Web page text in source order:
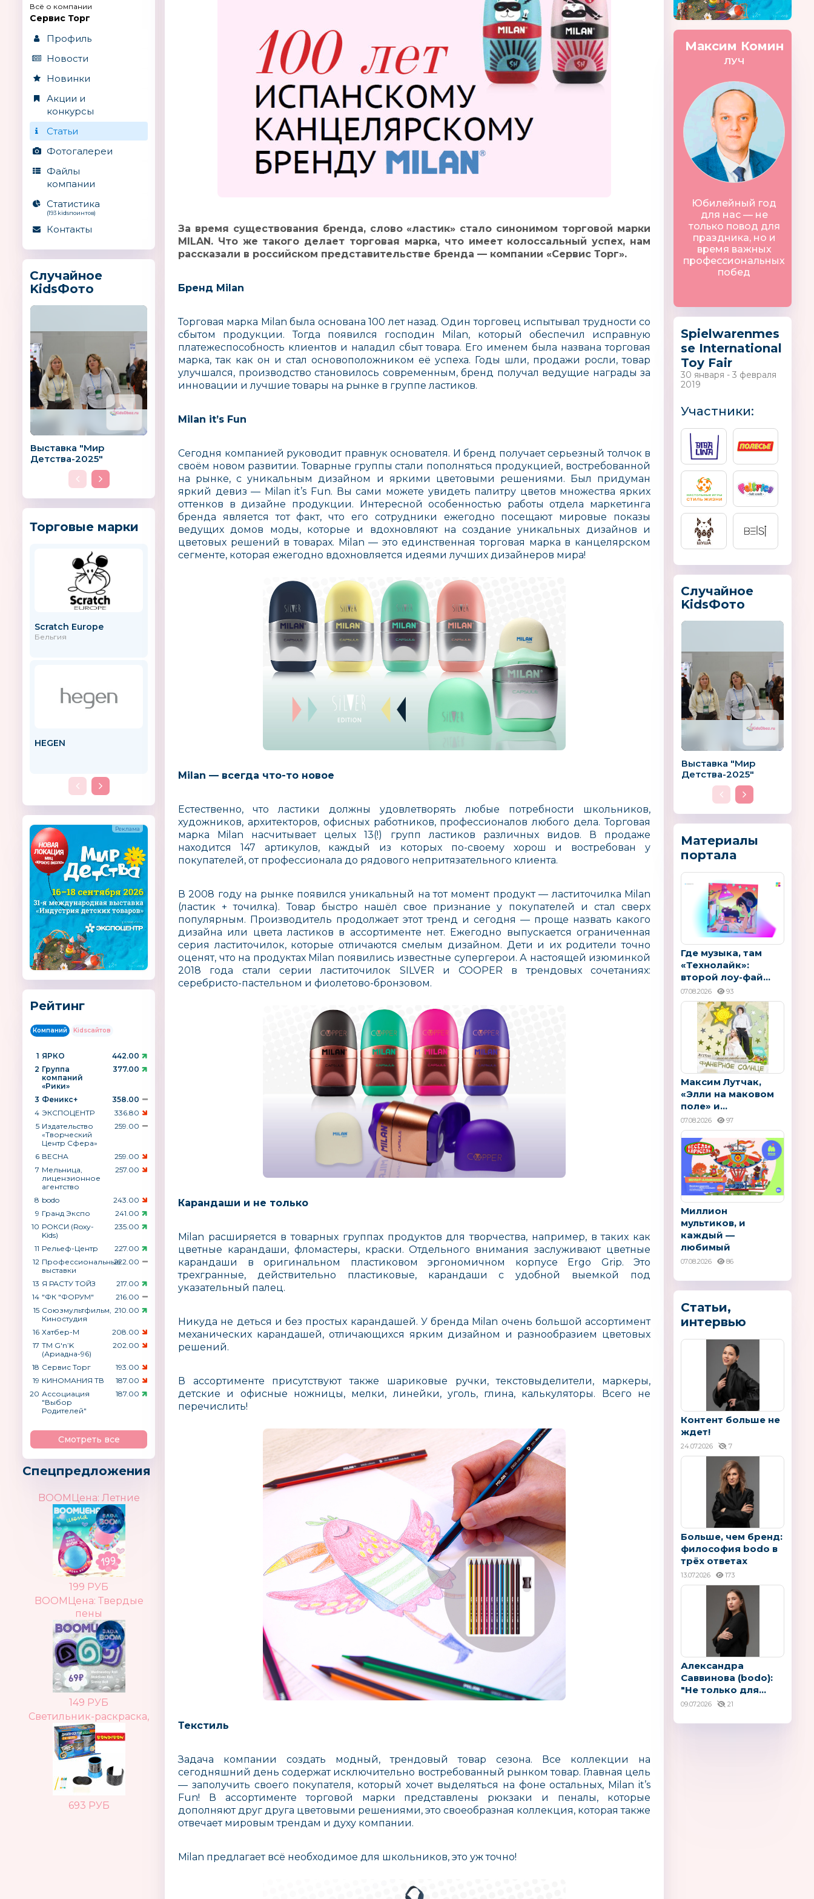
Всё о компании
Сервис Торг
Профиль
Новости
Новинки
Акции и
конкурсы
Статьи
Фотогалереи
Файлы
компании
Статистика
(193 kidsпоинтов)
Контакты
Случайное
KidsФото
Выставка "Мир
Детства-2025"
Торговые марки
Scratch Europe
Бельгия
HEGEN
YSJ TOYS АБВГДЕЙКА
Россия, Китай
Липляндия
ВОЛШЕБНАЯ
МАСТЕРСКАЯ
София Прекрасная Дракошия
DOLONI
Рейтинг
Компаний Kidsсайтов
1 ЯРКО
442.00
2 Группа
компаний
«Рики»
377.00
3 Феникс+
358.00
4 ЭКСПОЦЕНТР
336.80
5 Издательство
«Творческий
Центр Сфера»
259.00
6 ВЕСНА
259.00
7 Мельница,
лицензионное
агентство
257.00
8 bodo
243.00
9 Гранд Экспо
241.00
10 РОКСИ (Roxy-
Kids)
235.00
11 Рельеф-Центр
227.00
12 Профессиональные
выставки
222.00
13 Я РАСТУ ТОЙЗ
217.00
14 "ФК "ФОРУМ"
216.00
15 Союзмультфильм,
Киностудия
210.00
16 Хатбер-М
208.00
17 ТМ G′n’K
(Ариадна-96)
202.00
18 Сервис Торг
193.00
19 КИНОМАНИЯ ТВ
187.00
20 Ассоциация
"Выбор
Родителей"
187.00
Смотреть все
Спецпредложения
BOOMЦена: Летние
199 РУБ
BOOMЦена: Твердые
пены
149 РУБ
Светильник-раскраска,
693 РУБ
За время существования бренда, слово «ластик» стало синонимом торговой марки
MILAN. Что же такого делает торговая марка, что имеет колоссальный успех, нам
рассказали в российском представительстве бренда — компании «Сервис Торг».
Бренд Milan
Торговая марка Milan была основана 100 лет назад. Один торговец испытывал трудности со
сбытом продукции. Тогда появился господин Milan, который обеспечил исправную
платежеспособность клиентов и наладил сбыт товара. Его именем была названа торговая
марка, так как он и стал основоположником её успеха. Годы шли, продажи росли, товар
улучшался, производство становилось современным, бренд получал ведущие награды за
инновации и лучшие товары на рынке в группе ластиков.
Milan it’s Fun
Сегодня компанией руководит правнук основателя. И бренд получает серьезный толчок в
своём новом развитии. Товарные группы стали пополняться продукцией, востребованной
на рынке, с уникальным дизайном и яркими цветовыми решениями. Был придуман
яркий девиз — Milan it’s Fun. Вы сами можете увидеть палитру цветов множества ярких
оттенков в дизайне продукции. Интересной особенностью работы отдела маркетинга
бренда является тот факт, что его сотрудники ежегодно посещают мировые показы
ведущих домов моды, которые и вдохновляют на создание уникальных дизайнов и
цветовых решений в товарах. Milan — это единственная торговая марка в канцелярском
сегменте, которая ежегодно вдохновляется идеями лучших дизайнеров мира!
Milan — всегда что-то новое
Естественно, что ластики должны удовлетворять любые потребности школьников,
художников, архитекторов, офисных работников, профессионалов любого дела. Торговая
марка Milan насчитывает целых 13(!) групп ластиков различных видов. В продаже
находится 147 артикулов, каждый из которых по-своему хорош и востребован у
покупателей, от профессионала до рядового непритязательного клиента.
В 2008 году на рынке появился уникальный на тот момент продукт — ластиточилка Milan
(ластик + точилка). Товар быстро нашёл свое признание у покупателей и стал сверх
популярным. Производитель продолжает этот тренд и сегодня — проще назвать какого
дизайна или цвета ластиков в ассортименте нет. Ежегодно выпускается ограниченная
серия ластиточилок, которые отличаются смелым дизайном. Дети и их родители точно
оценят, что на продуктах Milan появились известные супергерои. А настоящей изюминкой
2018 года стали серии ластиточилок SILVER и COOPER в трендовых сочетаниях:
серебристо-пастельном и фиолетово-бронзовом.
Карандаши и не только
Milan расширяется в товарных группах продуктов для творчества, например, в таких как
цветные карандаши, фломастеры, краски. Отдельного внимания заслуживают цветные
карандаши в оригинальном пластиковом эргономичном корпусе Ergo Grip. Это
трехгранные, действительно пластиковые, карандаши с удобной выемкой под
указательный палец.
Никуда не деться и без простых карандашей. У бренда Milan очень большой ассортимент
механических карандашей, отличающихся ярким дизайном и разнообразием цветовых
решений.
В ассортименте присутствуют также шариковые ручки, текстовыделители, маркеры,
детские и офисные ножницы, мелки, линейки, уголь, глина, калькуляторы. Всего не
перечислить!
Текстиль
Задача компании создать модный, трендовый товар сезона. Все коллекции на
сегодняшний день содержат исключительно востребованный рынком товар. Главная цель
— заполучить своего покупателя, который хочет выделяться на фоне остальных, Milan it’s
Fun! В ассортименте торговой марки представлены рюкзаки и пеналы, которые
дополняют друг друга цветовыми решениями, это своеобразная коллекция, которая также
отвечает мировым трендам и духу компании.
Milan предлагает всё необходимое для школьников, это уж точно!
Максим Комин
ЛУЧ
Юбилейный год
для нас — не
только повод для
праздника, но и
время важных
профессиональных
побед
Spielwarenmes
se International
Toy Fair
30 января - 3 февраля
2019
Участники:
Случайное
KidsФото
Выставка "Мир
Детства-2025"
Материалы
портала
Где музыка, там
«Технолайк»:
второй лоу-фай...
07.08.2026 93
Максим Лутчак,
«Элли на маковом
поле» и...
07.08.2026 97
Миллион
мультиков, и
каждый —
любимый
07.08.2026 86
Статьи,
интервью
Контент больше не
ждет!
24.07.2026 7
Больше, чем бренд:
философия bodo в
трёх ответах
13.07.2026 173
Александра
Саввинова (bodo):
"Не только для...
09.07.2026 21